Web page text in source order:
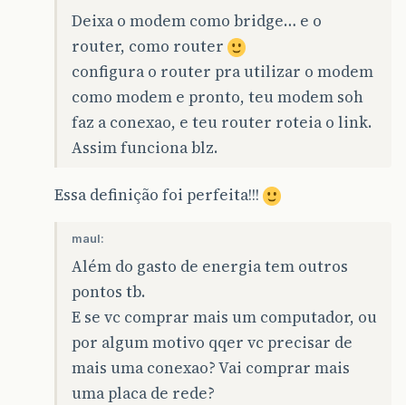
Deixa o modem como bridge… e o
router, como router
configura o router pra utilizar o modem
como modem e pronto, teu modem soh
faz a conexao, e teu router roteia o link.
Assim funciona blz.
Essa definição foi perfeita!!!
maul:
Além do gasto de energia tem outros
pontos tb.
E se vc comprar mais um computador, ou
por algum motivo qqer vc precisar de
mais uma conexao? Vai comprar mais
uma placa de rede?